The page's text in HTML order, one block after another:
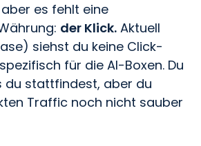
es fehlt eine
der Klick. Aktuell
siehst du keine Click-
für die AI-Boxen. Du
du stattfindest, aber du
Traffic noch nicht sauber